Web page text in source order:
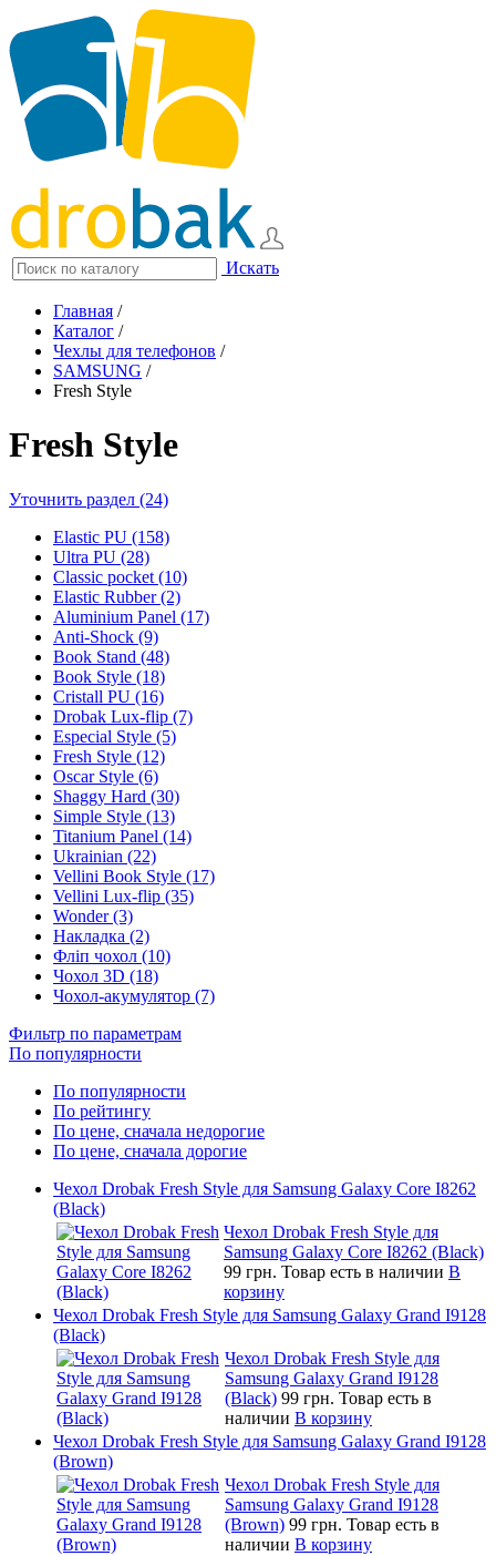
Искать
Главная /
Каталог /
Чехлы для телефонов /
SAMSUNG /
Fresh Style
Fresh Style
Уточнить раздел (24)
Elastic PU (158)
Ultra PU (28)
Classic pocket (10)
Elastic Rubber (2)
Aluminium Panel (17)
Anti-Shock (9)
Book Stand (48)
Book Style (18)
Cristall PU (16)
Drobak Lux-flip (7)
Especial Style (5)
Fresh Style (12)
Oscar Style (6)
Shaggy Hard (30)
Simple Style (13)
Titanium Panel (14)
Ukrainian (22)
Vellini Book Style (17)
Vellini Lux-flip (35)
Wonder (3)
Накладка (2)
Фліп чохол (10)
Чохол 3D (18)
Чохол-акумулятор (7)
Фильтр по параметрам
По популярности
По популярности
По рейтингу
По цене, сначала недорогие
По цене, сначала дорогие
Чехол Drobak Fresh Style для Samsung Galaxy Core I8262
(Black)
Чехол Drobak Fresh Style для
Samsung Galaxy Core I8262 (Black)
99 грн. Товар есть в наличии В
корзину
Чехол Drobak Fresh Style для Samsung Galaxy Grand I9128
(Black)
Чехол Drobak Fresh Style для
Samsung Galaxy Grand I9128
(Black) 99 грн. Товар есть в
наличии В корзину
Чехол Drobak Fresh Style для Samsung Galaxy Grand I9128
(Brown)
Чехол Drobak Fresh Style для
Samsung Galaxy Grand I9128
(Brown) 99 грн. Товар есть в
наличии В корзину